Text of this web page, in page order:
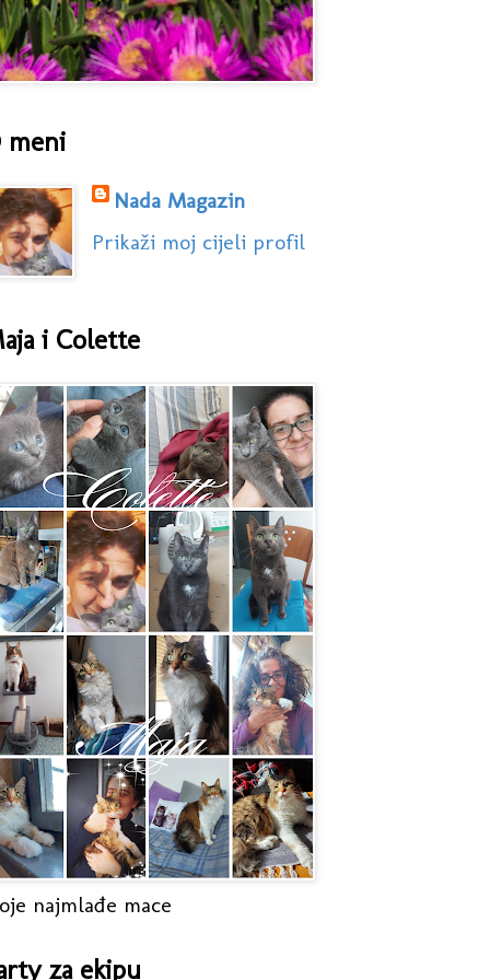
meni
Nada Magazin
Prikaži moj cijeli profil
i Colette
najmlađe mace
za ekipu